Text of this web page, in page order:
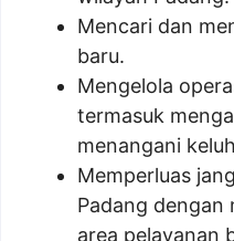
Mencari dan
baru.
Mengelola
termasuk
menangani
Memperluas
Padang dengan
area pelayanan